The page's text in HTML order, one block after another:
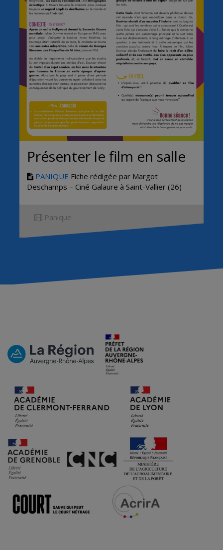
Présenter le film en salle
PANIQUE Fiche rédigée par Margot
Deschamps – Ciné Galaure à Saint-Vallier (26)
Panique